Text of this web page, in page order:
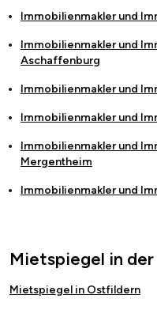
Immobilienmakler und
Immobilienmakler und
Aschaffenburg
Immobilienmakler und
Immobilienmakler und
Immobilienmakler und
Mergentheim
Immobilienmakler und
Mietspiegel in der
Mietspiegel in Ostfildern